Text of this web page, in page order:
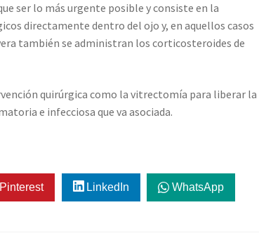
ser lo más urgente posible y consiste en la
directamente dentro del ojo y, en aquellos casos
también se administran los corticosteroides de
quirúrgica como la vitrectomía para liberar la
e infecciosa que va asociada.
Pinterest LinkedIn WhatsApp